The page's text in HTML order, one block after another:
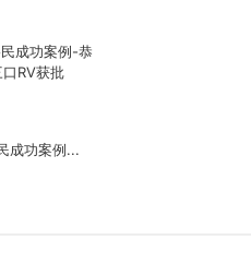
成功案例...